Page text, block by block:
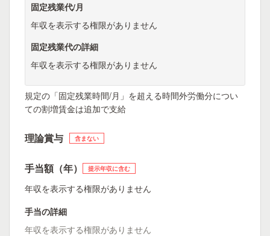
固定残業代/月
年収を表示する権限がありません
固定残業代の詳細
年収を表示する権限がありません
規定の「固定残業時間/月」を超える時間外労働分につい
ての割増賃金は追加で支給
理論賞与 含まない
手当額（年） 提示年収に含む
年収を表示する権限がありません
手当の詳細
年収を表示する権限がありません